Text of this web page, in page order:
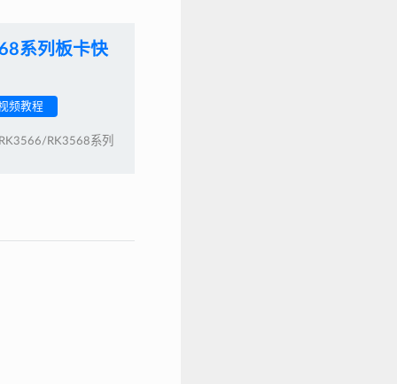
系列板卡快
频教程
RK3568系列